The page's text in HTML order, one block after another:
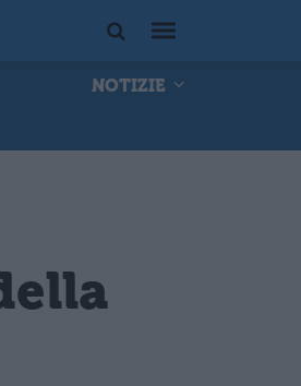
NOTIZIE